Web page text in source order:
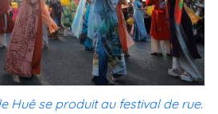
Huê se produit au festival de rue.